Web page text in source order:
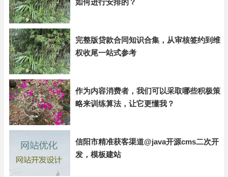
如何进行安排的？
完整版贷款合同知识合集，从审核签约到维
权收尾一站式参考
作为内容消费者，我们可以采取哪些积极策
略来训练算法，让它更懂我？
信阳市精准获客渠道@java开源cms二次开
发，模板建站